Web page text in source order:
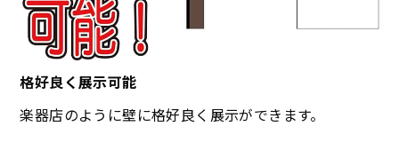
格好良く展示可能
楽器店のように壁に格好良く展示ができます。